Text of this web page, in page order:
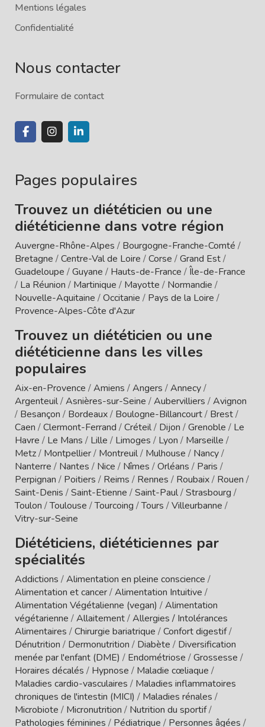
Mentions légales
Confidentialité
Nous contacter
Formulaire de contact
Pages populaires
Trouvez un diététicien ou une
diététicienne dans votre région
Auvergne-Rhône-Alpes / Bourgogne-Franche-Comté /
Bretagne /Centre-Val de Loire /Corse /Grand Est/
Guadeloupe /Guyane / Hauts-de-France /Île-de-France
/ La Réunion / Martinique / Mayotte / Normandie /
Nouvelle-Aquitaine /Occitanie / Pays de la Loire /
Provence-Alpes-Côte d'Azur
Trouvez un diététicien ou une
diététicienne dans les villes
populaires
Aix-en-Provence /Amiens /Angers /Annecy/
Argenteuil/Asnières-sur-Seine /Aubervilliers /Avignon
/ Besançon / Bordeaux/ Boulogne-Billancourt/ Brest/
Caen /Clermont-Ferrand /Créteil/ Dijon /Grenoble / Le
Havre / Le Mans / Lille / Limoges / Lyon / Marseille /
Metz/ Montpellier/ Montreuil/ Mulhouse / Nancy/
Nanterre / Nantes / Nice / Nîmes /Orléans / Paris /
Perpignan / Poitiers / Reims / Rennes / Roubaix/ Rouen /
Saint-Denis /Saint-Etienne /Saint-Paul/Strasbourg /
Toulon /Toulouse /Tourcoing /Tours /Villeurbanne /
Vitry-sur-Seine
Diététiciens, diététiciennes par
spécialités
Addictions /Alimentation en pleine conscience /
Alimentation et cancer/Alimentation Intuitive /
Alimentation Végétalienne (vegan) /Alimentation
végétarienne /Allaitement/Allergies / Intolérances
Alimentaires /Chirurgie bariatrique /Confort digestif/
Dénutrition / Dermonutrition / Diabète / Diversification
menée par l'enfant (DME) / Endométriose /Grossesse /
Horaires décalés / Hypnose / Maladie cœliaque /
Maladies cardio-vasculaires / Maladies inflammatoires
chroniques de l'intestin (MICI) / Maladies rénales /
Microbiote / Micronutrition / Nutrition du sportif/
Pathologies féminines / Pédiatrique / Personnes âgées /